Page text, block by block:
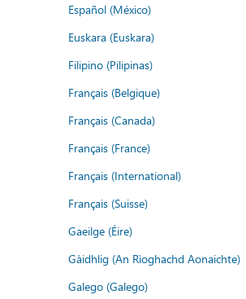
Español (México)
Euskara (Euskara)
Filipino (Pilipinas)
Français (Belgique)
Français (Canada)
Français (France)
Français (International)
Français (Suisse)
Gaeilge (Éire)
Gàidhlig (An Rìoghachd Aonaichte)
Galego (Galego)